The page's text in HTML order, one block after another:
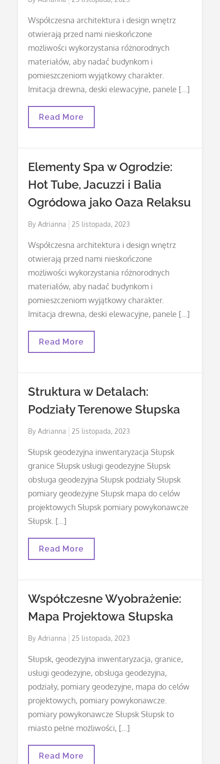
Współczesna architektura i design wnętrz
otwierają przed nami nieskończone
możliwości wykorzystania różnorodnych
materiałów, aby nadać budynkom i
pomieszczeniom wyjątkowy charakter.
Imitacja drewna, deski elewacyjne, panele […]
Elastyczna
Rozwiązania
Aranżacji
Read More
Elementy Spa w Ogrodzie:
Hot Tube, Jacuzzi i Balia
Ogródowa jako Oaza Relaksu
ByAdrianna
Posted
25 listopada, 2023
Współczesna architektura i design wnętrz
otwierają przed nami nieskończone
możliwości wykorzystania różnorodnych
materiałów, aby nadać budynkom i
pomieszczeniom wyjątkowy charakter.
Imitacja drewna, deski elewacyjne, panele […]
Elementy
Hot
Jacuzzi
Balia
Ogródowa
Oaza
Read More
Struktura w Detalach:
Podziały Terenowe Słupska
ByAdrianna
Posted
25 listopada, 2023
Słupsk geodezyjna inwentaryzacja Słupsk
granice Słupsk usługi geodezyjne Słupsk
obsługa geodezyjna Słupsk podziały Słupsk
pomiary geodezyjne Słupsk mapa do celów
projektowych Słupsk pomiary powykonawcze
Słupsk. […]
Struktura
Terenowe
Read More
Współczesne Wyobrażenie:
Mapa Projektowa Słupska
ByAdrianna
Posted
25 listopada, 2023
Słupsk, geodezyjna inwentaryzacja, granice,
usługi geodezyjne, obsługa geodezyjna,
podziały, pomiary geodezyjne, mapa do celów
projektowych, pomiary powykonawcze.
pomiary powykonawcze Słupsk Słupsk to
miasto pełne możliwości, […]
Współczesne
Read More